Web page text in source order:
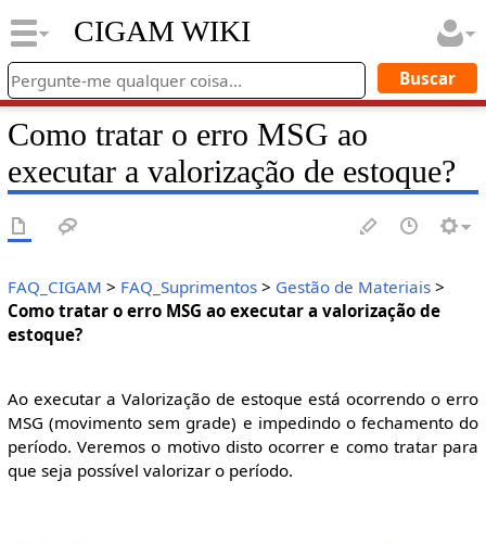
CIGAM WIKI
Como tratar o erro MSG ao
executar a valorização de estoque?
FAQ_CIGAM > FAQ_Suprimentos> Gestão de Materiais>
Como tratar o erro MSG ao executar a valorização de
estoque?
Ao executar a Valorização de estoque está ocorrendo o erro
MSG (movimento sem grade) e impedindo o fechamento do
período. Veremos o motivo disto ocorrer e como tratar para
que seja possível valorizar o período.